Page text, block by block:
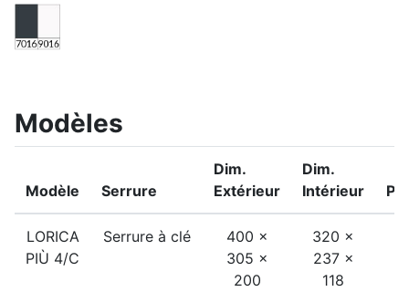
Modèles
Modèle Serrure
Dim.
Extérieur
Dim.
Intérieur
LORICA
PIÙ 4/C
Serrure à clé
400 ×
305 ×
200
320 ×
237 ×
118